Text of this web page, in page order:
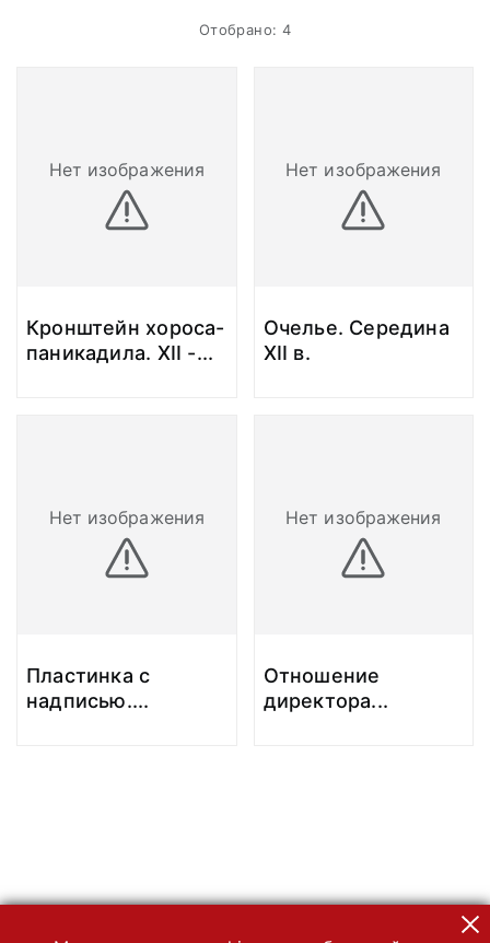
Отобрано: 4
Нет изображения
Кронштейн хороса-
паникадила. XII -...
Нет изображения
Очелье. Середина
XII в.
Нет изображения
Пластинка с
надписью....
Нет изображения
Отношение
директора...